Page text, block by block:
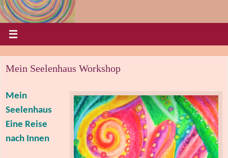
Mein Seelenhaus Workshop
Mein
Seelenhaus
Eine Reise
nach Innen